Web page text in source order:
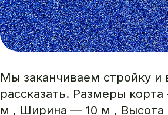
Мы заканчиваем стройку и
рассказать. Размеры
м , Ширина — 10 м ,